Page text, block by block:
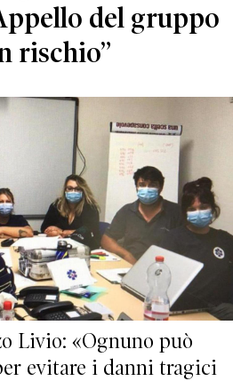
del gruppo
rischio”
Livio: «Ognuno può
evitare i danni tragici